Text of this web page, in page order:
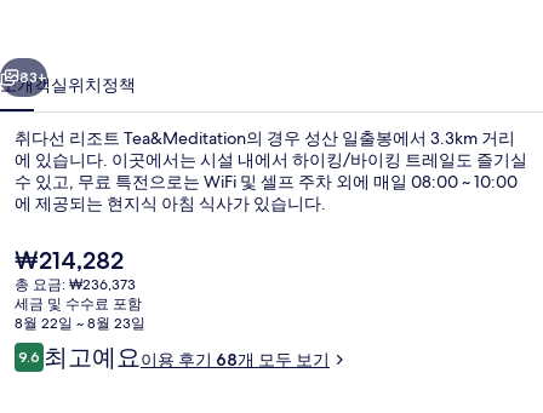
의
사
진
갤
리
83+
소개객실위치정책
취다선 리조트 Tea&Meditation의 경우 성산 일출봉에서 3.3km 거리
에 있습니다. 이곳에서는 시설 내에서 하이킹/바이킹 트레일도 즐기실
수 있고, 무료 특전으로는 WiFi 및 셀프 주차 외에 매일 08:00 ~ 10:00
에 제공되는 현지식 아침 식사가 있습니다.
현
재
가
격
은
₩214,282
₩214,282
총 요금: ₩236,373
세금 및 수수료 포함
8월 22일 ~ 8월 23일
이
용
9.610점 만점 중 9.6점.
최고예요이용 후기 68개 모두 보기